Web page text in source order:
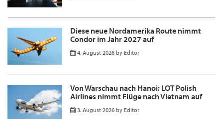
Diese neue Nordamerika Route nimmt
Condor im Jahr 2027 auf
4. August 2026 by Editor
Von Warschau nach Hanoi: LOT Polish
Airlines nimmt Flüge nach Vietnam auf
3. August 2026 by Editor